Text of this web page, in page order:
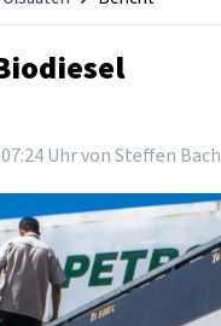
07:24Uhrvon Steffen Bach